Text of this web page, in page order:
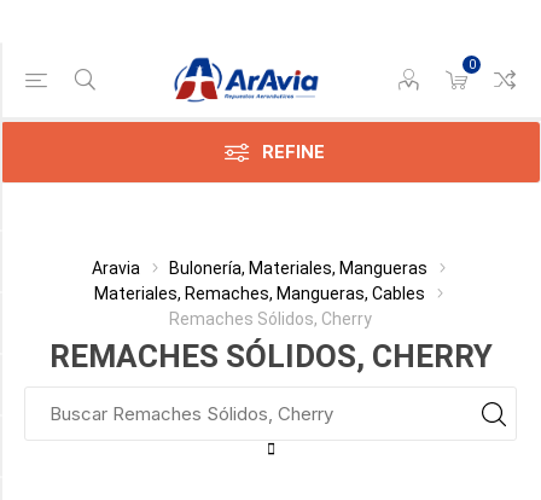
0
REFINE
Aravia
Bulonería, Materiales, Mangueras
Materiales, Remaches, Mangueras, Cables
Remaches Sólidos, Cherry
REMACHES SÓLIDOS, CHERRY
Gama de precios
Min:$
Categoría
Tipo